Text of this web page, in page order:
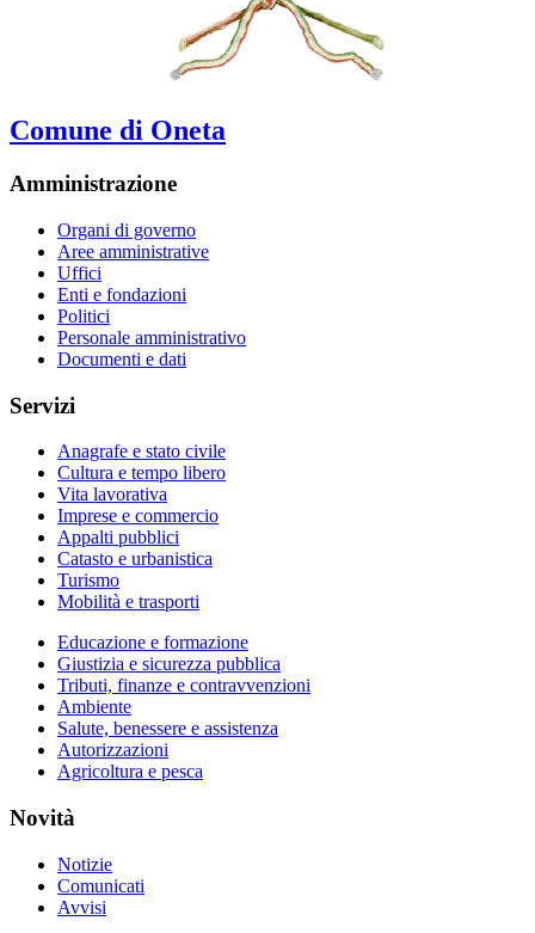
Comune di Oneta
Amministrazione
Organi di governo
Aree amministrative
Uffici
Enti e fondazioni
Politici
Personale amministrativo
Documenti e dati
Servizi
Anagrafe e stato civile
Cultura e tempo libero
Vita lavorativa
Imprese e commercio
Appalti pubblici
Catasto e urbanistica
Turismo
Mobilità e trasporti
Educazione e formazione
Giustizia e sicurezza pubblica
Tributi, finanze e contravvenzioni
Ambiente
Salute, benessere e assistenza
Autorizzazioni
Agricoltura e pesca
Novità
Notizie
Comunicati
Avvisi